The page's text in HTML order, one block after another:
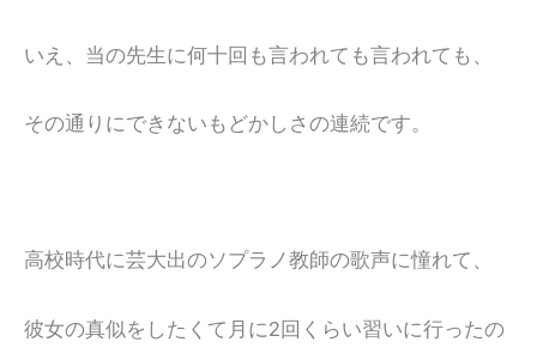
いえ、当の先生に何十回も言われても言われても、
その通りにできないもどかしさの連続です。
高校時代に芸大出のソプラノ教師の歌声に憧れて、
彼女の真似をしたくて月に2回くらい習いに行ったの